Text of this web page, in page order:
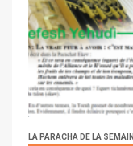
LA PARACHA DE LA